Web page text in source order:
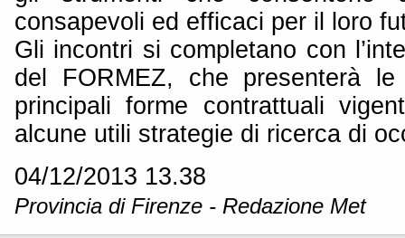
consapevoli ed efficaci per il loro
Gli incontri si completano con
del FORMEZ, che presenterà le
principali forme contrattuali
alcune utili strategie di ricerca di
04/12/2013 13.38
Provincia di Firenze - Redazione Met